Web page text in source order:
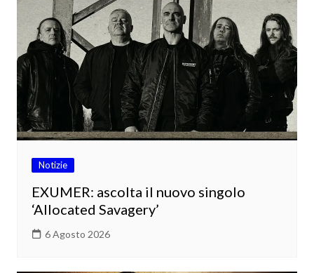
Notizie
EXUMER: ascolta il nuovo singolo
‘Allocated Savagery’
6 Agosto 2026